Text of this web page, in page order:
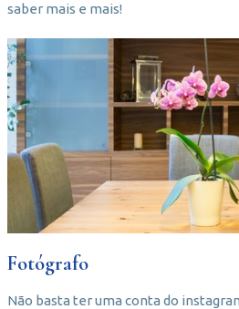
saber mais e mais!
Fotógrafo
Não basta ter uma conta do